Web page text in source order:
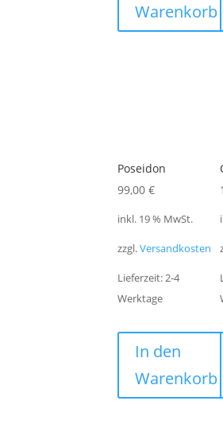
Warenkorb
Poseidon
99,00 €
inkl. 19 % MwSt.
zzgl.Versandkosten
Lieferzeit:2-4
Werktage
In den
Warenkorb